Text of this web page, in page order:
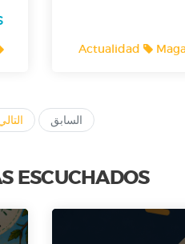
Reyes
السابق
ESCUCHADOS